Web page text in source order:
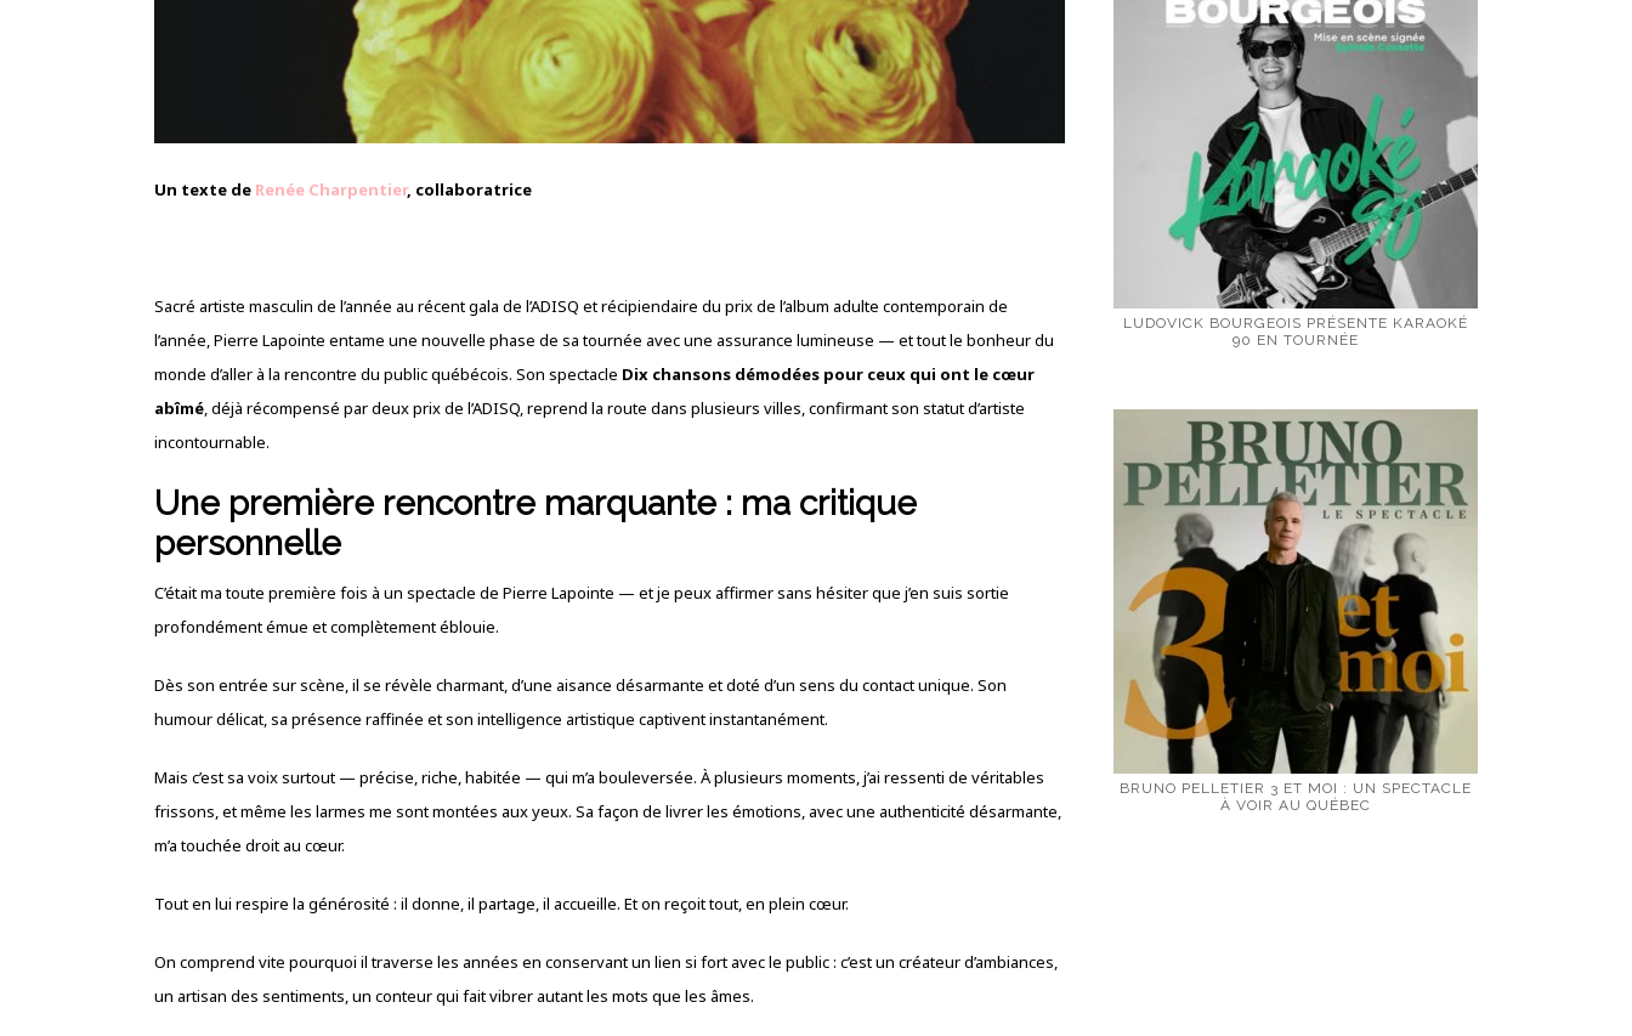
Un texte de Renée Charpentier, collaboratrice
Sacré artiste masculin de l’année au récent gala de l’ADISQ et récipiendaire du prix de l’album adulte contemporain de
l’année, Pierre Lapointe entame une nouvelle phase de sa tournée avec une assurance lumineuse — et tout le bonheur du
monde d’aller à la rencontre du public québécois. Son spectacle Dix chansons démodées pour ceux qui ont le cœur
abîmé, déjà récompensé par deux prix de l’ADISQ, reprend la route dans plusieurs villes, confirmant son statut d’artiste
incontournable.
Une première rencontre marquante : ma critique
personnelle
C’était ma toute première fois à un spectacle de Pierre Lapointe — et je peux affirmer sans hésiter que j’en suis sortie
profondément émue et complètement éblouie.
Dès son entrée sur scène, il se révèle charmant, d’une aisance désarmante et doté d’un sens du contact unique. Son
humour délicat, sa présence raffinée et son intelligence artistique captivent instantanément.
Mais c’est sa voix surtout — précise, riche, habitée — qui m’a bouleversée. À plusieurs moments, j’ai ressenti de véritables
frissons, et même les larmes me sont montées aux yeux. Sa façon de livrer les émotions, avec une authenticité désarmante,
m’a touchée droit au cœur.
Tout en lui respire la générosité : il donne, il partage, il accueille. Et on reçoit tout, en plein cœur.
On comprend vite pourquoi il traverse les années en conservant un lien si fort avec le public : c’est un créateur d’ambiances,
un artisan des sentiments, un conteur qui fait vibrer autant les mots que les âmes.
LUDOVICK BOURGEOIS PRÉSENTE KARAOKÉ
90 EN TOURNÉE
BRUNO PELLETIER 3 ET MOI : UN SPECTACLE
À VOIR AU QUÉBEC